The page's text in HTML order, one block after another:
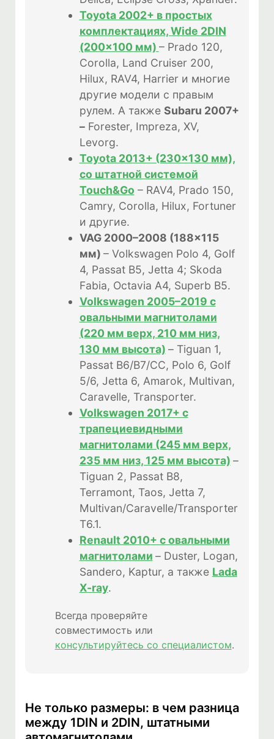
Toyota 2002+ в простых
комплектациях, Wide 2DIN
(200×100 мм) – Prado 120,
Corolla, Land Cruiser 200,
Hilux, RAV4, Harrier и многие
другие модели с правым
рулем. А также Subaru 2007+
–Forester, Impreza, XV,
Levorg.
Toyota 2013+ (230×130 мм),
со штатной системой
Touch&Go – RAV4, Prado 150,
Camry, Corolla, Hilux, Fortuner
и другие.
VAG 2000–2008 (188×115
мм) – Volkswagen Polo 4, Golf
4, Passat B5, Jetta 4; Skoda
Fabia, Octavia A4, Superb B5.
Volkswagen 2005–2019 с
овальными магнитолами
(220 мм верх, 210 мм низ,
130 мм высота) – Tiguan 1,
Passat B6/B7/CC, Polo 6, Golf
5/6, Jetta 6, Amarok, Multivan,
Caravelle, Transporter.
Volkswagen 2017+ с
трапециевидными
магнитолами (245 мм верх,
235 мм низ, 125 мм высота) –
Tiguan 2, Passat B8,
Terramont, Taos, Jetta 7,
Multivan/Caravelle/Transporter
T6.1.
Renault 2010+ с овальными
магнитолами – Duster, Logan,
Sandero, Kaptur, а также Lada
X-ray.
Всегда проверяйте
совместимость или
консультируйтесь со специалистом.
Не только размеры: в чем разница
между 1DIN и 2DIN, штатными